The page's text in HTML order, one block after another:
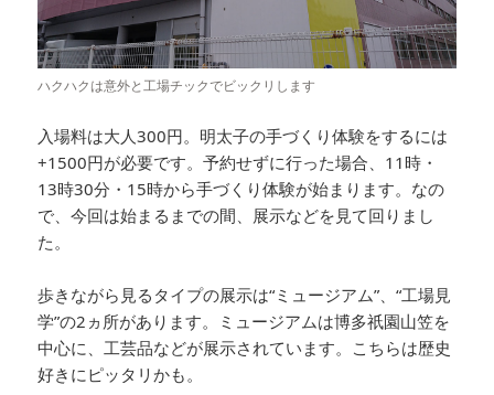
ハクハクは意外と工場チックでビックリします
入場料は大人300円。明太子の手づくり体験をするには
+1500円が必要です。予約せずに行った場合、11時・
13時30分・15時から手づくり体験が始まります。なの
で、今回は始まるまでの間、展示などを見て回りまし
た。
歩きながら見るタイプの展示は“ミュージアム”、“工場見
学”の2ヵ所があります。ミュージアムは博多祇園山笠を
中心に、工芸品などが展示されています。こちらは歴史
好きにピッタリかも。